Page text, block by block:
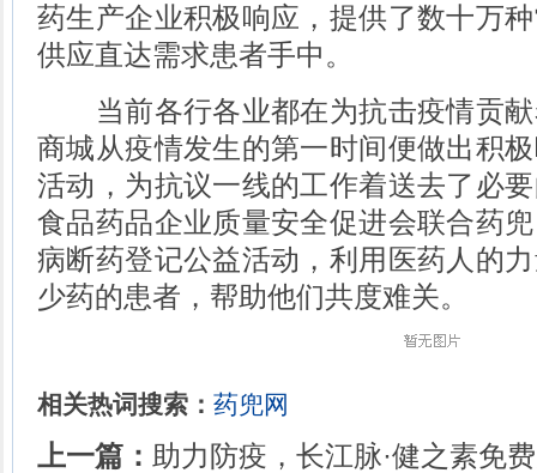
药生产企业积极响应，提供了数十万
供应直达需求患者手中。
当前各行各业都在为抗击疫情贡献
商城从疫情发生的第一时间便做出积
活动，为抗议一线的工作着送去了必
食品药品企业质量安全促进会联合药
病断药登记公益活动，利用医药人的
少药的患者，帮助他们共度难关。
相关热词搜索： 药兜网
上一篇： 助力防疫，长江脉·健之素免